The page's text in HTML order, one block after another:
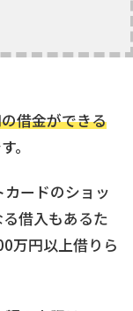
借金ができる
。
ードのショッ
借入もあるた
万円以上借りら